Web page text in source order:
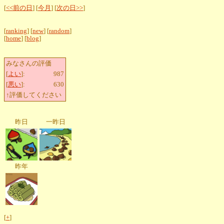
[<<前の日 ] [今月 ] [次の日>>]
[ranking] [new] [random]
[home] [blog]
みなさんの評価
[よい]:
987
[悪い]:
630
↑評価してください
昨日 一昨日
昨年
[+]